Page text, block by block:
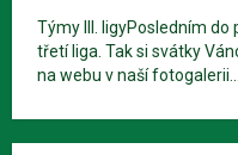
Týmy III. ligyPosledním
třetí liga. Tak si svátky
na webu v naší fotogalerii...